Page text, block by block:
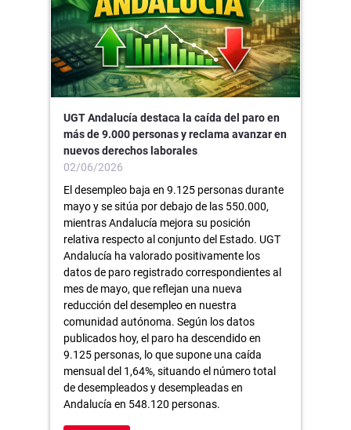
UGT Andalucía destaca la caída del paro en
más de 9.000 personas y reclama avanzar en
nuevos derechos laborales
02/06/2026
El desempleo baja en 9.125 personas durante
mayo y se sitúa por debajo de las 550.000,
mientras Andalucía mejora su posición
relativa respecto al conjunto del Estado. UGT
Andalucía ha valorado positivamente los
datos de paro registrado correspondientes al
mes de mayo, que reflejan una nueva
reducción del desempleo en nuestra
comunidad autónoma. Según los datos
publicados hoy, el paro ha descendido en
9.125 personas, lo que supone una caída
mensual del 1,64%, situando el número total
de desempleados y desempleadas en
Andalucía en 548.120 personas.